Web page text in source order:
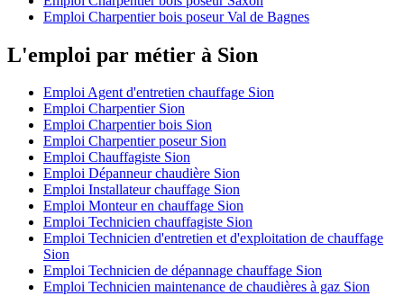
Emploi Charpentier bois poseur Val de Bagnes
L'emploi par métier à Sion
Emploi Agent d'entretien chauffage Sion
Emploi Charpentier Sion
Emploi Charpentier bois Sion
Emploi Charpentier poseur Sion
Emploi Chauffagiste Sion
Emploi Dépanneur chaudière Sion
Emploi Installateur chauffage Sion
Emploi Monteur en chauffage Sion
Emploi Technicien chauffagiste Sion
Emploi Technicien d'entretien et d'exploitation de chauffage
Sion
Emploi Technicien de dépannage chauffage Sion
Emploi Technicien maintenance de chaudières à gaz Sion